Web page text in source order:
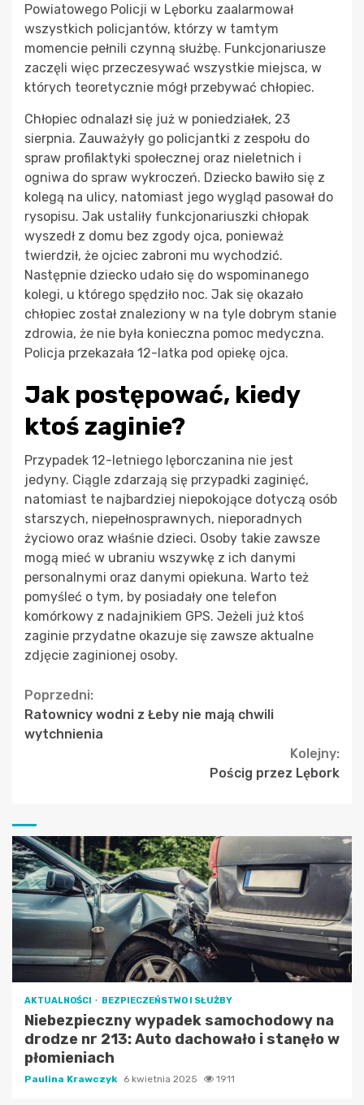
Powiatowego Policji w Lęborku zaalarmował
wszystkich policjantów, którzy w tamtym
momencie pełnili czynną służbę. Funkcjonariusze
zaczęli więc przeczesywać wszystkie miejsca, w
których teoretycznie mógł przebywać chłopiec.
Chłopiec odnalazł się już w poniedziałek, 23
sierpnia. Zauważyły go policjantki z zespołu do
spraw profilaktyki społecznej oraz nieletnich i
ogniwa do spraw wykroczeń. Dziecko bawiło się z
kolegą na ulicy, natomiast jego wygląd pasował do
rysopisu. Jak ustaliły funkcjonariuszki chłopak
wyszedł z domu bez zgody ojca, ponieważ
twierdził, że ojciec zabroni mu wychodzić.
Następnie dziecko udało się do wspominanego
kolegi, u którego spędziło noc. Jak się okazało
chłopiec został znaleziony w na tyle dobrym stanie
zdrowia, że nie była konieczna pomoc medyczna.
Policja przekazała 12-latka pod opiekę ojca.
Jak postępować, kiedy
ktoś zaginie?
Przypadek 12-letniego lęborczanina nie jest
jedyny. Ciągle zdarzają się przypadki zaginięć,
natomiast te najbardziej niepokojące dotyczą osób
starszych, niepełnosprawnych, nieporadnych
życiowo oraz właśnie dzieci. Osoby takie zawsze
mogą mieć w ubraniu wszywkę z ich danymi
personalnymi oraz danymi opiekuna. Warto też
pomyśleć o tym, by posiadały one telefon
komórkowy z nadajnikiem GPS. Jeżeli już ktoś
zaginie przydatne okazuje się zawsze aktualne
zdjęcie zaginionej osoby.
Continue
Reading
Poprzedni:
Ratownicy wodni z Łeby nie mają chwili
wytchnienia
Kolejny:
Pościg przez Lębork
AKTUALNOŚCI BEZPIECZEŃSTWO I SŁUŻBY
Niebezpieczny wypadek samochodowy na
drodze nr 213: Auto dachowało i stanęło w
płomieniach
Paulina Krawczyk 6 kwietnia 2025 1911